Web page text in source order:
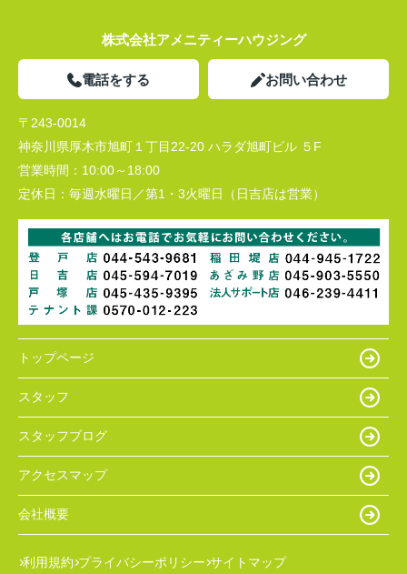
株式会社アメニティーハウジング
電話をする お問い合わせ
〒243-0014
神奈川県厚木市旭町１丁目22-20 ハラダ旭町ビル ５F
営業時間： 10:00～18:00
定休日： 毎週水曜日／第1・3火曜日（日吉店は営業）
トップページ
スタッフ
スタッフブログ
アクセスマップ
会社概要
利用規約 プライバシーポリシー サイトマップ